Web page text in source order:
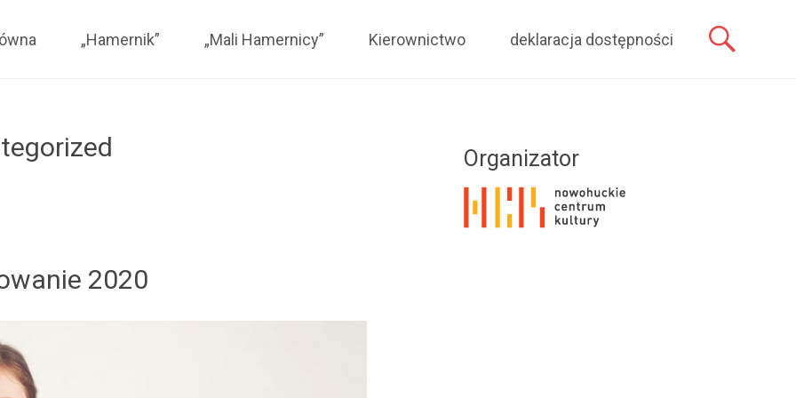
„Hamernik” „Mali Hamernicy” Kierownictwo deklaracja dostępności
2020
Organizator